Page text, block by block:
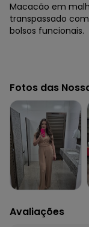
Macacão em
transpassado
bolsos funcionais.
Quintess -
Modelagem: Solto
Comprimento da
Comprimento:
Decote frente:
Complemento:
Observação:
Tecido: Malha
Composição:
Fotos das
Avaliações